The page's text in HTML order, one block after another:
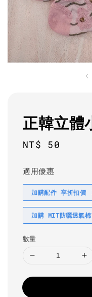
正韓立體
Regular
NT$ 50
適用優惠
加購配件 享折扣價
加購 MIT防曬透氣
數量